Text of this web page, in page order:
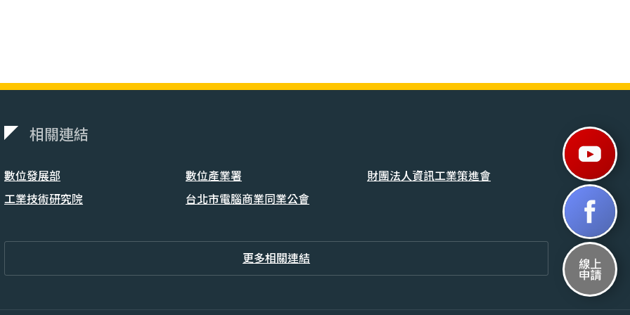
相關連結
數位發展部 數位產業署
財團法人資訊工業策進會
工業技術研究院
台北市電腦商業同業公會
更多相關連結